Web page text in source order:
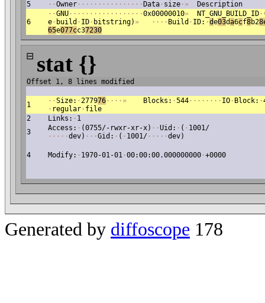
5
· ·Owner · · · · · · · · · · · · · · · · Data · size · » Description
6
· ·GNU · · · · · · · · · · · · · · · · · ·0x00000010» NT_GNU_BUILD_ID ·
e · build · ID · bitstring) » · · · · Build · ID: ·de03da6cf8b28
65e077cc37230
⊟ stat {}
Offset 1, 8 lines modified
1 · ·Size: ·277976 · · · · » Blocks: ·544 · · · · · · · · IO · Block: ·
· regular · file
2
Links: · 1
3
Access: · (0755/-rwxr-xr-x) · ·Uid: · ( · 1001/
· · · · ·dev) · · ·Gid: · ( · 1001/ · · · · ·dev)
4 Modify: · 1970-01-01 ·00:00:00.000000000 ·+0000
Generated by diffoscope 178